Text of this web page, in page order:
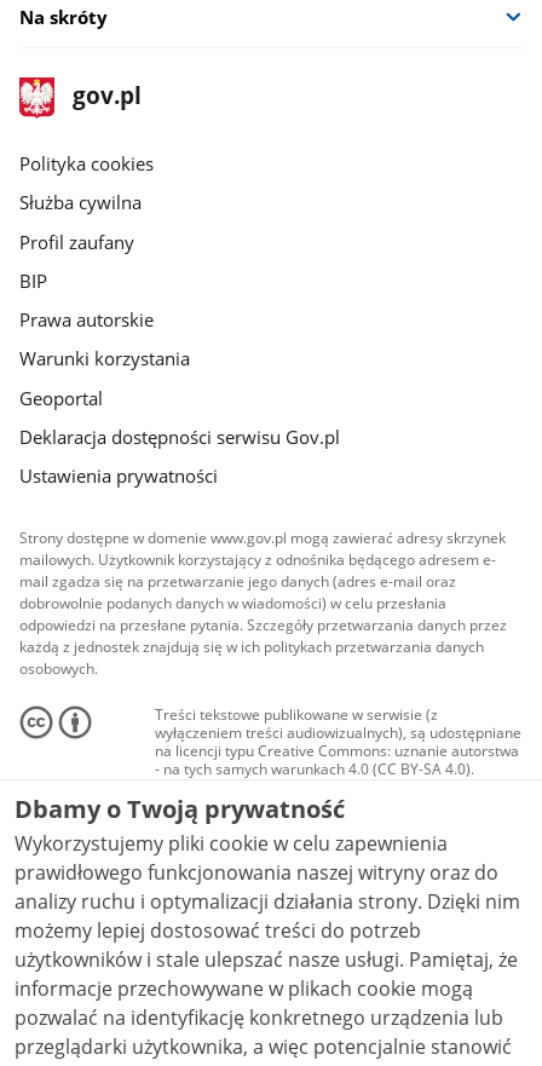
Na skróty
stopka
gov.pl
Strona
gov.pl
gov.pl
Polityka cookies
Służba cywilna
Profil zaufany
BIP
Prawa autorskie
Warunki korzystania
Geoportal
Deklaracja dostępności serwisu Gov.pl
Ustawienia prywatności
Strony dostępne w domenie www.gov.pl mogą zawierać adresy skrzynek
mailowych. Użytkownik korzystający z odnośnika będącego adresem e-
mail zgadza się na przetwarzanie jego danych (adres e-mail oraz
dobrowolnie podanych danych w wiadomości) w celu przesłania
odpowiedzi na przesłane pytania. Szczegóły przetwarzania danych przez
każdą z jednostek znajdują się w ich politykach przetwarzania danych
osobowych.
Treści tekstowe publikowane w serwisie (z
wyłączeniem treści audiowizualnych), są udostępniane
na licencji typu Creative Commons: uznanie autorstwa
- na tych samych warunkach 4.0 (CC BY-SA 4.0).
Materiały audiowizualne, w tym zdjęcia, materiały
audio i wideo, są udostępniane na licencji typu
Creative Commons: uznanie autorstwa użycie
niekomercyjne - bez utworów zależnych 4.0 (CC BY-
NC-ND 4.0), o ile nie jest to stwierdzone inaczej.
Dbamy o Twoją prywatność
Wykorzystujemy pliki cookie w celu zapewnienia
prawidłowego funkcjonowania naszej witryny oraz do
analizy ruchu i optymalizacji działania strony. Dzięki nim
możemy lepiej dostosować treści do potrzeb
użytkowników i stale ulepszać nasze usługi. Pamiętaj, że
informacje przechowywane w plikach cookie mogą
pozwalać na identyfikację konkretnego urządzenia lub
przeglądarki użytkownika, a więc potencjalnie stanowić